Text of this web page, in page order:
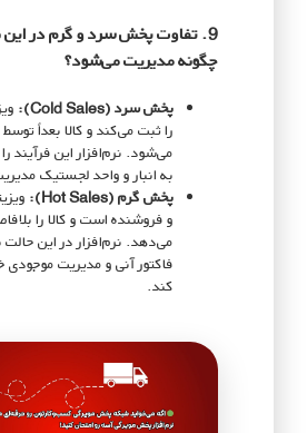
9. تفاوت پخش سرد و گرم در این
چگونه مدیریت می‌شود؟
پخش سرد (Cold Sales):
را ثبت می‌کند و کالا بعداً توسط
می‌شود. نرم‌افزار این فرآیند
به انبار و واحد لجستیک
پخش گرم (Hot Sales):
و فروشنده است و کالا را
می‌دهد. نرم‌افزار در این حالت
فاکتور آنی و مدیریت موجودی
کند.